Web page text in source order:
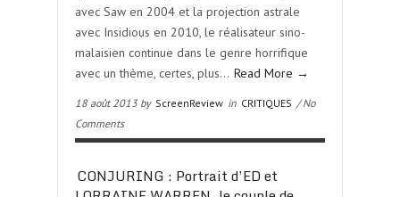
avec Saw en 2004 et la projection astrale
avec Insidious en 2010, le réalisateur sino-
malaisien continue dans le genre horrifique
avec un thème, certes, plus… Read More →
18 août 2013 by ScreenReview in CRITIQUES / No
Comments
CONJURING : Portrait d’ED et